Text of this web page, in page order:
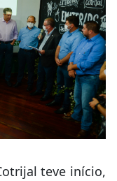
teve início,